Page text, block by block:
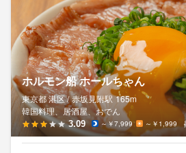
ホルモン船 ホールちゃん
東京都 港区 / 赤坂見附駅 165m
韓国料理、居酒屋、おでん
3.09 ～￥7,999 ～￥1,999